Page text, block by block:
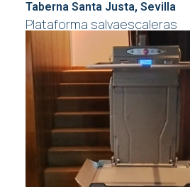
Taberna Santa Justa, Sevilla
Plataforma salvaescaleras